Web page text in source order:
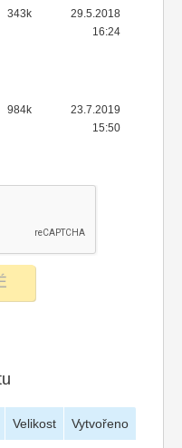
343k
29.5.2018
16:24
984k
23.7.2019
15:50
Velikost Vytvořeno